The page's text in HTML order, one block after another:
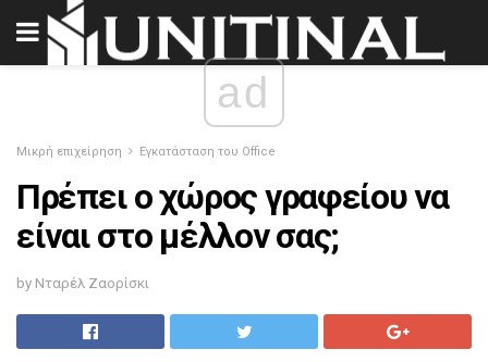
ad
Μικρή επιχείρηση Εγκατάσταση του Office
Πρέπει ο χώρος γραφείου να
είναι στο μέλλον σας;
by Νταρέλ Ζαορίσκι